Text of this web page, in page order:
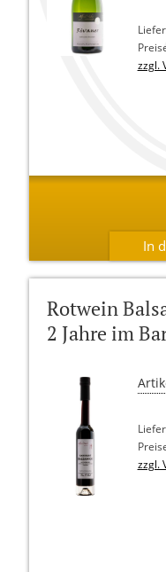
zzgl.
Rotwein
2 Jahre im
zzgl.